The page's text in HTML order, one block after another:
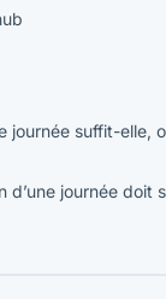
journée suffit-elle,
d’une journée doit